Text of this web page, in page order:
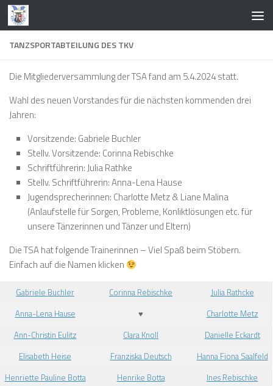
Zum Inhalt springen
TANZSPORTABTEILUNG DES TKV
Die Mitgliederversammlung der TSA fand am 5.4.2024 statt.
Wahl des neuen Vorstandes für die nächsten kommenden drei
Jahren:
Vorsitzende: Gabriele Buchler
Stellv. Vorsitzende: Corinna Rebischke
Schriftführerin: Julia Rathke
Stellv. Schriftführerin: Anna-Lena Hause
Jugendsprecherinnen: Charlotte Metz & Liane Malina
(Anlaufstelle für Sorgen, Probleme, Konliktlösungen etc. für
unsere Tänzerinnen und Tänzer und Eltern)
Die TSA hat folgende Trainerinnen – Viel Spaß beim Stöbern.
Einfach auf die Namen klicken
Gabriele Buchler Corinna Rebischke
Julia Rathcke
Anna-Lena Hause
♥
Charlotte Metz
Ann-Christin Eulitz
Clara Knoll
Danielle Eckardt
Elisabeth Heise
Franziska Deutsch
Hanna Fiona Saalfeld
Henriette Pauline Botta
Henrike Botta
Ines Rebischke